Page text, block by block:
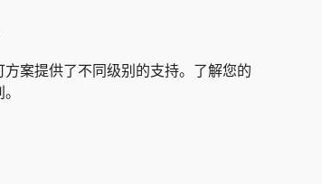
案提供了不同级别的支持。了解您的